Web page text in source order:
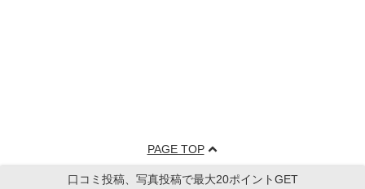
PAGE TOP
口コミ投稿、写真投稿で最大20ポイントGET